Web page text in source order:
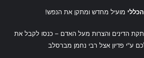
מועיל מחדש ומתקן את הנפש!
הדינים והצרות מעל האדם – כנסו לקבל את
ע"יפדיון אצל רבי נחמן מברסלב